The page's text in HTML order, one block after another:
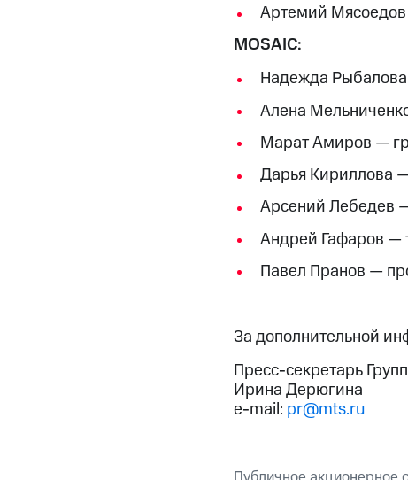
Артемий
MOSAIC:
Надежда
Алена
Марат Амиров —
Дарья Кириллова
Арсений Лебедев
Андрей Гафаров —
Павел Пранов —
За дополнительной
Пресс-секретарь
Ирина Дерюгина
e-mail: pr@mts.ru